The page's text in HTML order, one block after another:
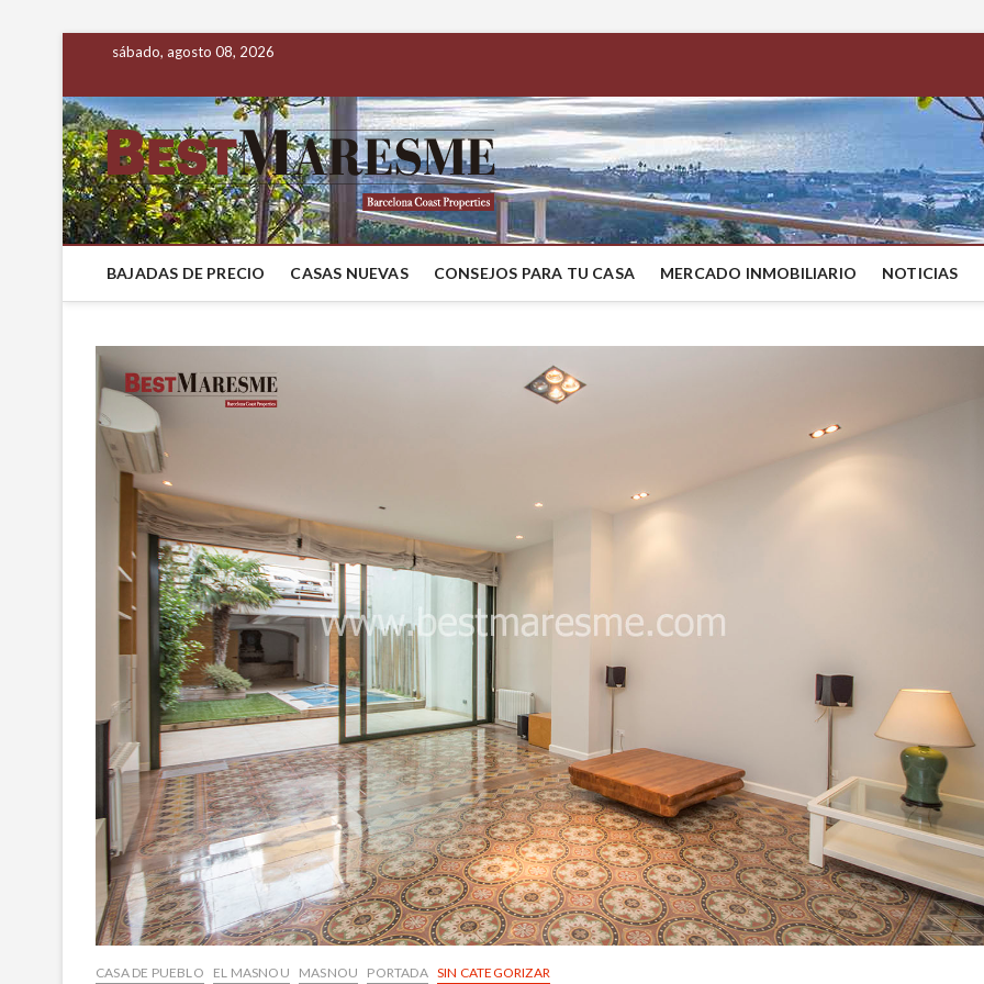
sábado, agosto 08, 2026
BestMaresme
COMPRAR CASA EN EL MARESME
BAJADAS DE PRECIO CASAS NUEVAS CONSEJOS PARA TU CASA MERCADO INMOBILIARIO NOTICIAS
CASA DE PUEBLO EL MASNOU MASNOU PORTADA SIN CATEGORIZAR